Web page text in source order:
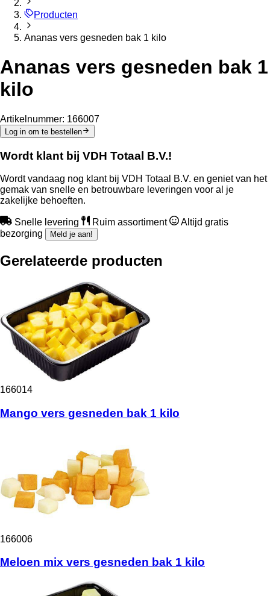
Producten
Ananas vers gesneden bak 1 kilo
Ananas vers gesneden bak 1
kilo
Artikelnummer: 166007
Log in om te bestellen
Wordt klant bij VDH Totaal B.V.!
Wordt vandaag nog klant bij VDH Totaal B.V. en geniet van het
gemak van snelle en betrouwbare leveringen voor al je
zakelijke behoeften.
Snelle levering Ruim assortiment
Altijd gratis
bezorging
Meld je aan!
Gerelateerde producten
166014
Mango vers gesneden bak 1 kilo
166006
Meloen mix vers gesneden bak 1 kilo